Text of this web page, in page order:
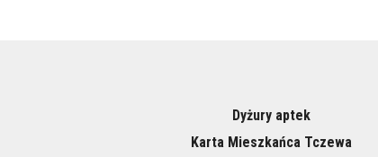
Dyżury aptek
Karta Mieszkańca Tczewa